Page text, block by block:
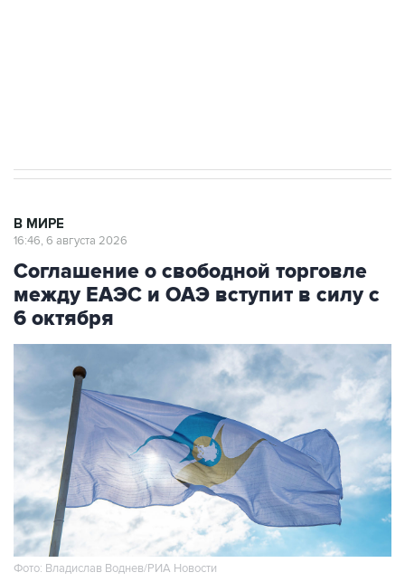
В МИРЕ
16:46, 6 августа 2026
Соглашение о свободной торговле
между ЕАЭС и ОАЭ вступит в силу с
6 октября
Фото: Владислав Воднев/РИА Новости